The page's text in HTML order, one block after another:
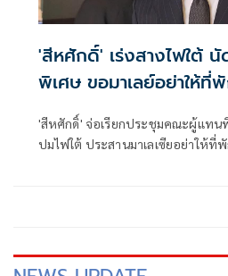
'สีหศักดิ์' เร่งสางไฟใต้
พิเศษ​​​ ขอมาเลย์​อย่าให้ที่
'สีหศักดิ์' จ่อเรียก​ประชุมคณะผู้แทน
ปมไฟใต้​ ประสานมาเลเซีย​อย่าให้ที่